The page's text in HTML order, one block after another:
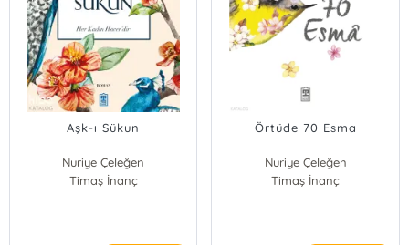
Aşk-ı Sükun
Nuriye Çeleğen
Timaş İnanç
Örtüde 70 Esma
Nuriye Çeleğen
Timaş İnanç